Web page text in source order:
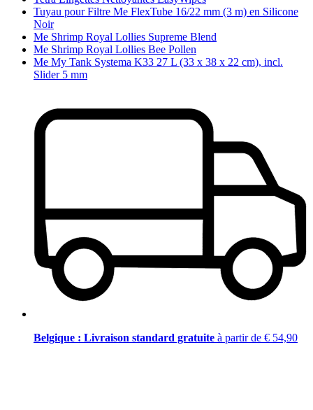
Tuyau pour Filtre Me FlexTube 16/22 mm (3 m) en Silicone
Noir
Me Shrimp Royal Lollies Supreme Blend
Me Shrimp Royal Lollies Bee Pollen
Me My Tank Systema K33 27 L (33 x 38 x 22 cm), incl.
Slider 5 mm
Belgique : Livraison standard gratuite à partir de € 54,90